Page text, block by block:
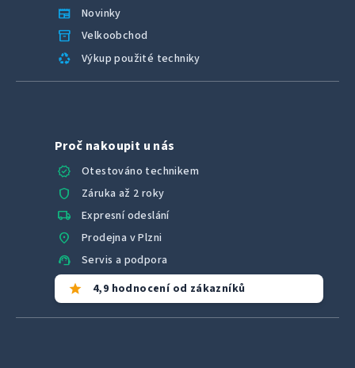
newspaper Novinky
inventory_2 Velkoobchod
recycling Výkup použité techniky
Proč nakoupit u nás
verified
Otestováno technikem
shield Záruka až 2 roky
local_shipping Expresní odeslání
location_on Prodejna v Plzni
support_agent Servis a podpora
star 4,9 hodnocení od zákazníků